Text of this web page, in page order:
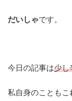
だいしゃです。
今日の記事は少し
私自身のこともこ